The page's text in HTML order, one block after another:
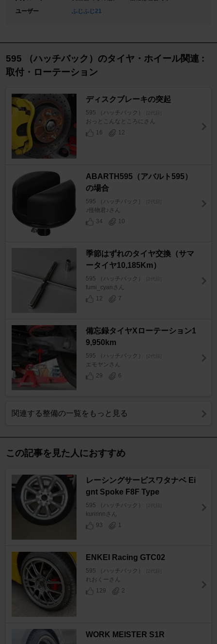
ユーザー
ふじふじ21
595 （ハッチバック）のタイヤ・ホイール関連 :
取付・ローテーション
ディスクブレーキの突起
595 （ハッチバック） [2代目]
おっとこんなところにさん
16
12
ABARTH595（アバルト595）
の場合
595 （ハッチバック） [2代目]
♪怪物君♪さん
34
10
季節はずれのタイヤ交換（サマ
ータイヤ10,185Km）
595 （ハッチバック） [2代目]
fumi_cyanさん
12
7
備忘録タイヤXローテーション1
9,950km
595 （ハッチバック） [2代目]
エモヤンさん
29
6
関連する整備の一覧をもっと見る
この記事を見た人におすすめ
レーシングサービスワタナベ Ei
gnt Spoke F8F Type
595 （ハッチバック） [2代目]
kuririnnさん
93
1
ENKEI Racing GTC02
595 （ハッチバック） [2代目]
れおくーさん
129
2
WORK MEISTER S1R